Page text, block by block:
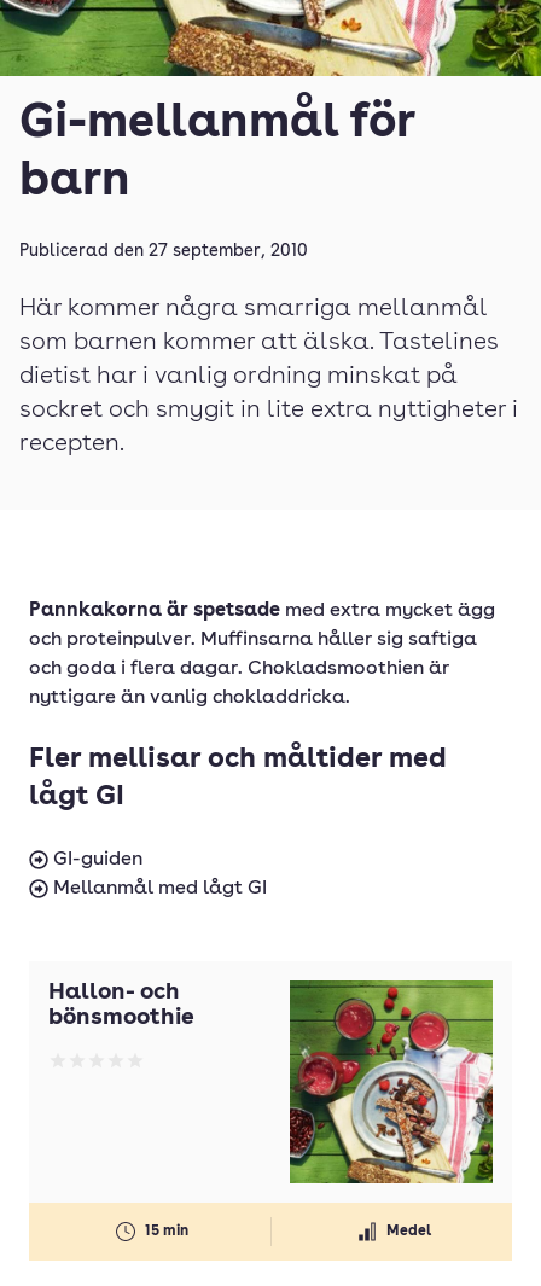
Gi-mellanmål för
barn
Publicerad den 27 september, 2010
Här kommer några smarriga mellanmål
som barnen kommer att älska. Tastelines
dietist har i vanlig ordning minskat på
sockret och smygit in lite extra nyttigheter i
recepten.
Pannkakorna är spetsade med extra mycket ägg
och proteinpulver. Muffinsarna håller sig saftiga
och goda i flera dagar. Chokladsmoothien är
nyttigare än vanlig chokladdricka.
Fler mellisar och måltider med
lågt GI
GI-guiden
Mellanmål med lågt GI
Hallon- och
bönsmoothie
15 min Medel